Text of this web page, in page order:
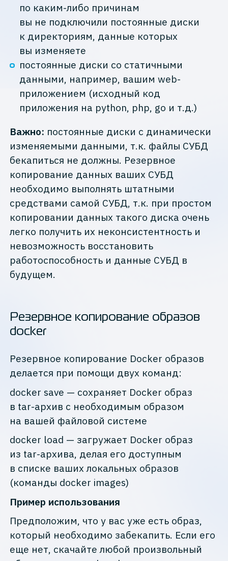
по каким-либо причинам
вы не подключили постоянные диски
к директориям, данные которых
вы изменяете
постоянные диски со статичными
данными, например, вашим web-
приложением (исходный код
приложения на python, php, go и т.д.)
Важно: постоянные диски с динамически
изменяемыми данными, т.к. файлы СУБД
бекапиться не должны. Резервное
копирование данных ваших СУБД
необходимо выполнять штатными
средствами самой СУБД, т.к. при простом
копировании данных такого диска очень
легко получить их неконсистентность и
невозможность восстановить
работоспособность и данные СУБД в
будущем.
Резервное копирование образов
docker
Резервное копирование Docker образов
делается при помощи двух команд:
docker save — сохраняет Docker образ
в tar-архив с необходимым образом
на вашей файловой системе
docker load — загружает Docker образ
из tar-архива, делая его доступным
в списке ваших локальных образов
(команды docker images)
Пример использования
Предположим, что у вас уже есть образ,
который необходимо забекапить. Если его
еще нет, скачайте любой произвольный